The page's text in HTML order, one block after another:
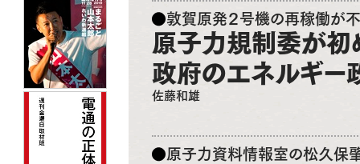
敦賀原発２号機の再稼働が
原子力規制委が初
政府のエネルギー
佐藤和雄
原子力資料情報室の松久保